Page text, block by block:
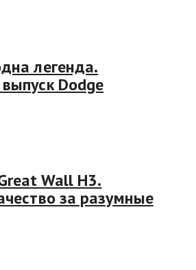
легенда.
Dodge
Wall H3.
за разумные